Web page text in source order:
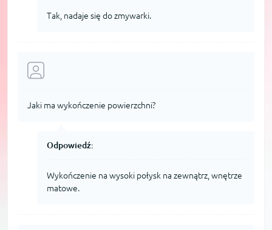
Tak, nadaje się do zmywarki.
Jaki ma wykończenie powierzchni?
Odpowiedź:
Wykończenie na wysoki połysk na zewnątrz, wnętrze
matowe.